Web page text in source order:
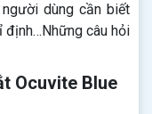
dùng cần biết
định…Những câu hỏi
Ocuvite Blue